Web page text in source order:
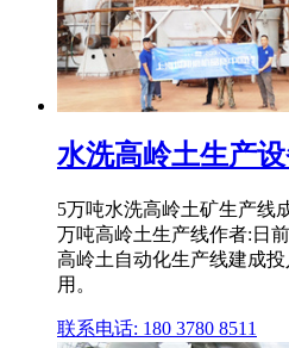
水洗高岭土生产
5万吨水洗高岭土矿生产线
万吨高岭土生产线作者:日
高岭土自动化生产线建成
用。
联系电话: 180 3780 8511